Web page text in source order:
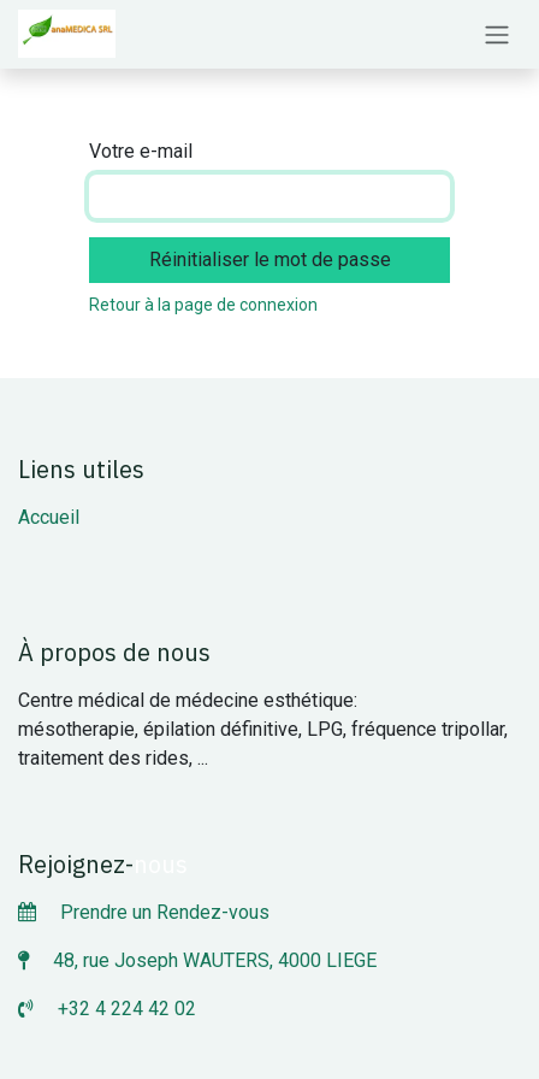
Se rendre au contenu
Votre e-mail
Réinitialiser le mot de passe
Retour à la page de connexion
Liens utiles
Accueil
À propos de nous
Centre médical de médecine esthétique:
mésotherapie, épilation définitive, LPG, fréquence tripollar,
traitement des rides, ...
Rejoignez-
Prendre un Rendez-vous
48, rue Joseph WAUTERS, 4000 LIEGE
+32 4 224 42 02